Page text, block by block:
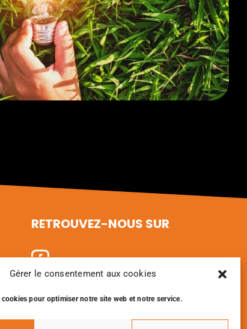
Gérer le consentement aux cookies
pour optimiser notre site web et notre service.
RETROUVEZ-NOUS SUR